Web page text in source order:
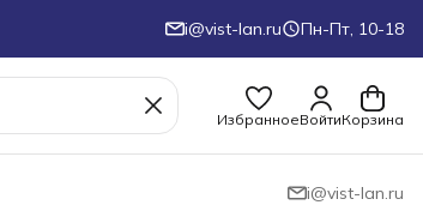
i@vist-lan.ru Пн-Пт, 10-18
ИзбранноеВойтиКорзина
i@vist-lan.ru